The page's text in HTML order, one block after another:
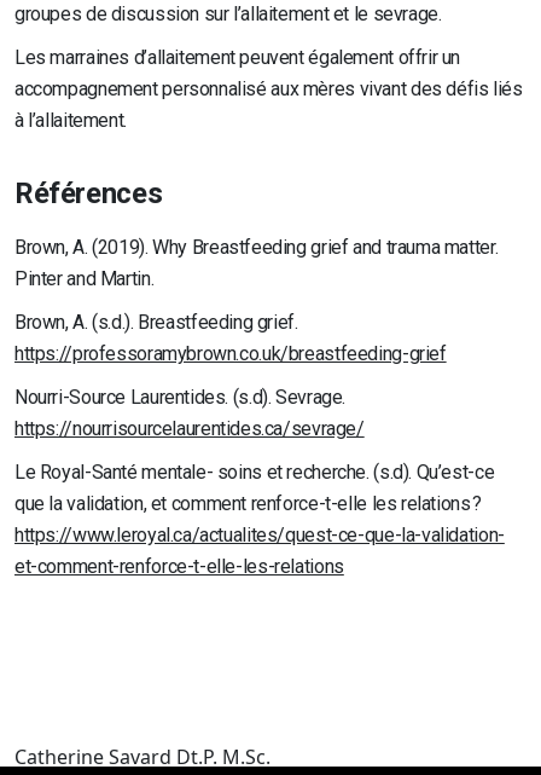
groupes de discussion sur l’allaitement et le sevrage.
Les marraines d’allaitement peuvent également offrir un
accompagnement personnalisé aux mères vivant des défis liés
à l’allaitement.
Références
Brown, A. (2019). Why Breastfeeding grief and trauma matter.
Pinter and Martin.
Brown, A. (s.d.). Breastfeeding grief.
https://professoramybrown.co.uk/breastfeeding-grief
Nourri-Source Laurentides. (s.d). Sevrage.
https://nourrisourcelaurentides.ca/sevrage/
Le Royal-Santé mentale- soins et recherche. (s.d). Qu’est-ce
que la validation, et comment renforce-t-elle les relations ?
https://www.leroyal.ca/actualites/quest-ce-que-la-validation-
et-comment-renforce-t-elle-les-relations
Catherine Savard Dt.P. M.Sc.